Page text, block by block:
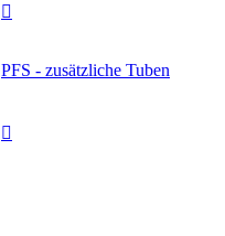
PFS - zusätzliche Tuben